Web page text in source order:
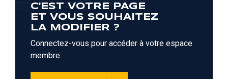
C'EST VOTRE PAGE
ET VOUS SOUHAITEZ
LA MODIFIER ?
Connectez-vous pour accéder à votre espace
membre.